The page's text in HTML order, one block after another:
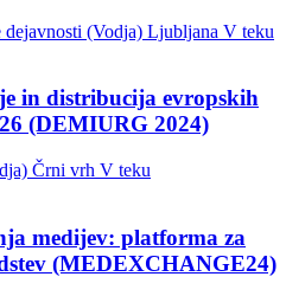
(Vodja) Ljubljana V teku
in distribucija evropskih
(DEMIURG 2024)
Črni vrh V teku
medijev: platforma za
(MEDEXCHANGE24)